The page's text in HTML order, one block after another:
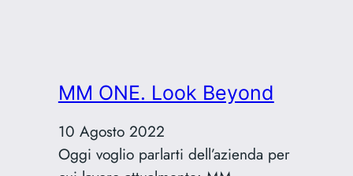
MM ONE. Look Beyond
10 Agosto 2022
Oggi voglio parlarti dell’azienda per